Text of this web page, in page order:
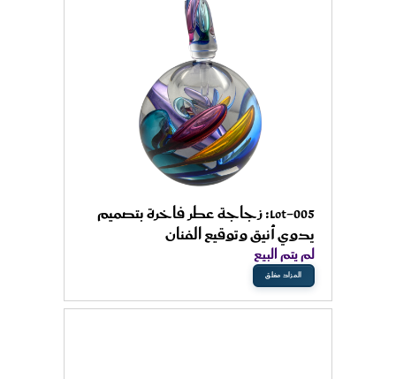
Lot-005: زجاجة عطر فاخرة بتصميم
يدوي أنيق وتوقيع الفنان
لم يتم البيع
المزاد مغلق